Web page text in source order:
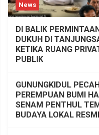
News
DI BALIK
DUKUH DI
KETIKA RUANG
PUBLIK
GUNUNGKIDUL
PEREMPUAN BUMI
SENAM PENTHUL
BUDAYA LOKAL